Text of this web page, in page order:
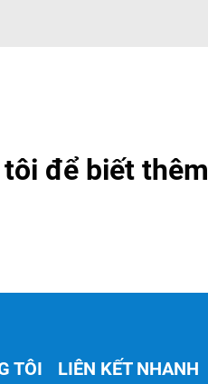
để biết thêm
TÔI LIÊN KẾT NHANH